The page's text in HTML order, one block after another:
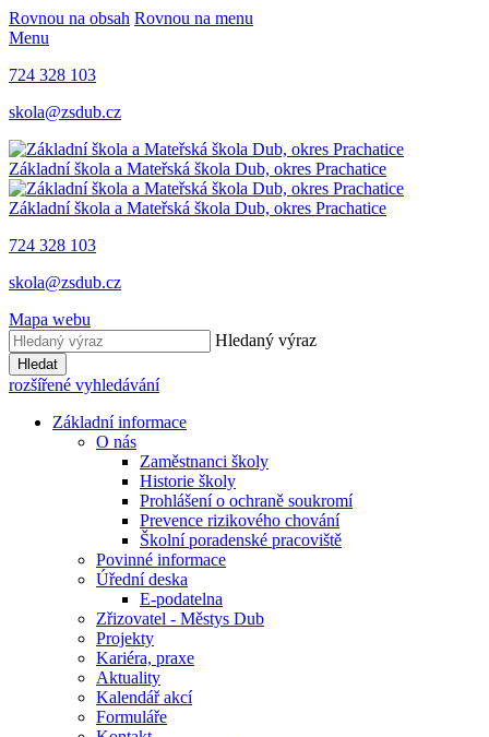
Rovnou na obsah Rovnou na menu
Menu
724 328 103
skola@zsdub.cz
Základní škola a Mateřská škola Dub, okres Prachatice
Základní škola a Mateřská škola Dub, okres Prachatice
724 328 103
skola@zsdub.cz
Mapa webu
Hledaný výraz
Hledat
rozšířené vyhledávání
Základní informace
O nás
Zaměstnanci školy
Historie školy
Prohlášení o ochraně soukromí
Prevence rizikového chování
Školní poradenské pracoviště
Povinné informace
Úřední deska
E-podatelna
Zřizovatel - Městys Dub
Projekty
Kariéra, praxe
Aktuality
Kalendář akcí
Formuláře